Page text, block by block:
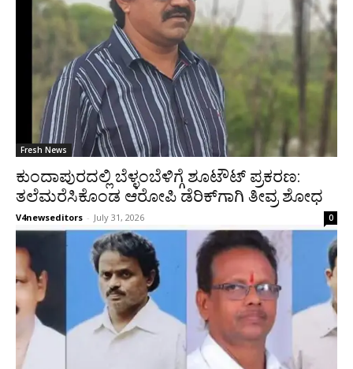
Fresh News
ಕುಂದಾಪುರದಲ್ಲಿ ಬೆಳ್ಳಂಬೆಳಿಗ್ಗೆ ಶೂಟೌಟ್ ಪ್ರಕರಣ:
ತಲೆಮರೆಸಿಕೊಂಡ ಆರೋಪಿ ಡೆರಿಕ್‌ಗಾಗಿ ತೀವ್ರ ಶೋಧ
V4newseditors - July 31, 2026 0